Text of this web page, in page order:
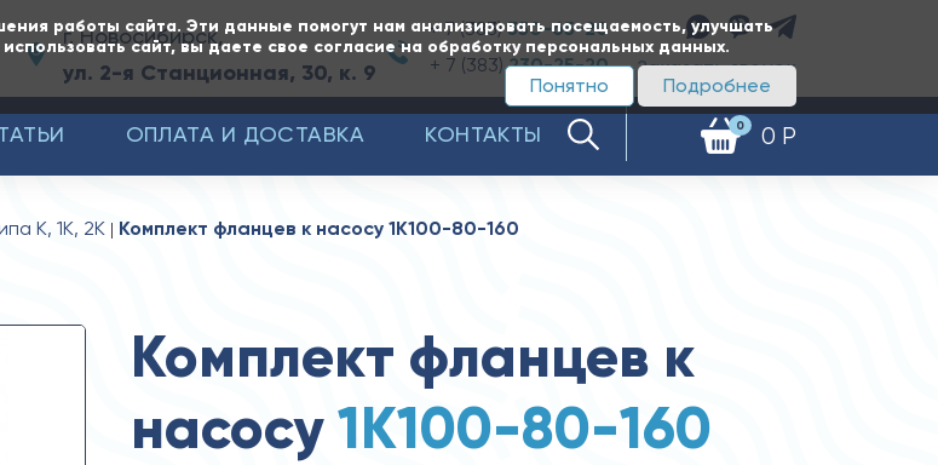
работы сайта. Эти данные помогут нам анализировать посещаемость, улучшать
сайт, вы даете свое согласие на обработку персональных данных.
Подробнее
Понятно
г. Новосибирск,
ул. 2-я Станционная, 30, к. 9
+ 7 (383)350-65-20
+ 7 (383)230-25-20 Заказать звонок
0 0 Р
ОПЛАТА И ДОСТАВКА КОНТАКТЫ
К, 1К, 2К Комплект фланцев к насосу 1К100-80-160
Комплект фланцев к
насосу1К100-80-160